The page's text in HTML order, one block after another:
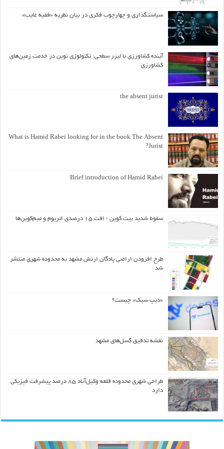
سیاستگذاری و چهارچوب فکری در بیان نظریه «فقیه غایب»
آینده کشاورزی با لیزر سطحی: تکنولوژی نوین در خدمت زمین‌های
کشاورزی
the absent jurist
What is Hamid Rabei looking for in the book The Absent
Jurist?
Brief introduction of Hamid Rabei
سقوط شدید بیت کوین ؛ افت ۱۵ درصدی اتریوم و میم‌کوین‌ها
طرح افزودن اراضی پادگان ارتش مشهد به محدوده شهری منتشر
شد
«دیپ سیک» چیست؟
نقشه تدقیق گسل‌های مشهد
طراحی شهری محدوده قلعه وکیل‌آباد ۸۵ درصد پیشرفت فیزیکی
دارد